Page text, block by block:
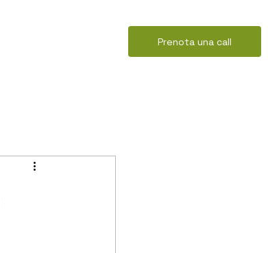
Prenota una call